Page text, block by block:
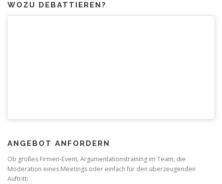
WOZU DEBATTIEREN?
ANGEBOT ANFORDERN
Ob großes Firmen-Event, Argumentationstraining im Team, die
Moderation eines Meetings oder einfach für den überzeugenden
Auftritt: